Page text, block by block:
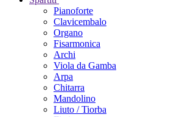
Pianoforte
Clavicembalo
Organo
Fisarmonica
Archi
Viola da Gamba
Arpa
Chitarra
Mandolino
Liuto / Tiorba